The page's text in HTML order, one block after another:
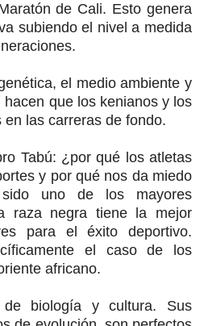
de Cali. Esto genera
subiendo el nivel a medida
el medio ambiente y
hacen que los kenianos y los
las carreras de fondo.
Tabú: ¿por qué los atletas
y por qué nos da miedo
uno de los mayores
raza negra tiene la mejor
para el éxito deportivo.
el caso de los
africano.
de biología y cultura. Sus